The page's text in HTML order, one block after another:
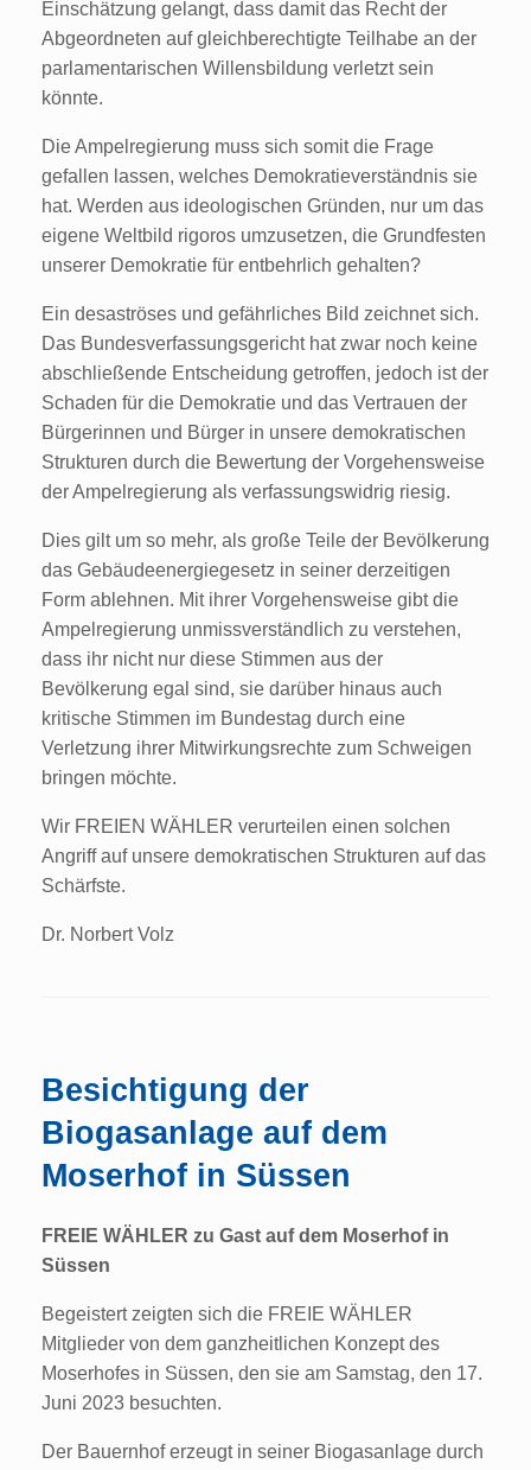
Einschätzung gelangt, dass damit das Recht der
Abgeordneten auf gleichberechtigte Teilhabe an der
parlamentarischen Willensbildung verletzt sein
könnte.
Die Ampelregierung muss sich somit die Frage
gefallen lassen, welches Demokratieverständnis sie
hat. Werden aus ideologischen Gründen, nur um das
eigene Weltbild rigoros umzusetzen, die Grundfesten
unserer Demokratie für entbehrlich gehalten?
Ein desaströses und gefährliches Bild zeichnet sich.
Das Bundesverfassungsgericht hat zwar noch keine
abschließende Entscheidung getroffen, jedoch ist der
Schaden für die Demokratie und das Vertrauen der
Bürgerinnen und Bürger in unsere demokratischen
Strukturen durch die Bewertung der Vorgehensweise
der Ampelregierung als verfassungswidrig riesig.
Dies gilt um so mehr, als große Teile der Bevölkerung
das Gebäudeenergiegesetz in seiner derzeitigen
Form ablehnen. Mit ihrer Vorgehensweise gibt die
Ampelregierung unmissverständlich zu verstehen,
dass ihr nicht nur diese Stimmen aus der
Bevölkerung egal sind, sie darüber hinaus auch
kritische Stimmen im Bundestag durch eine
Verletzung ihrer Mitwirkungsrechte zum Schweigen
bringen möchte.
Wir FREIEN WÄHLER verurteilen einen solchen
Angriff auf unsere demokratischen Strukturen auf das
Schärfste.
Dr. Norbert Volz
Besichtigung der
Biogasanlage auf dem
Moserhof in Süssen
FREIE WÄHLER zu Gast auf dem Moserhof in
Süssen
Begeistert zeigten sich die FREIE WÄHLER
Mitglieder von dem ganzheitlichen Konzept des
Moserhofes in Süssen, den sie am Samstag, den 17.
Juni 2023 besuchten.
Der Bauernhof erzeugt in seiner Biogasanlage durch